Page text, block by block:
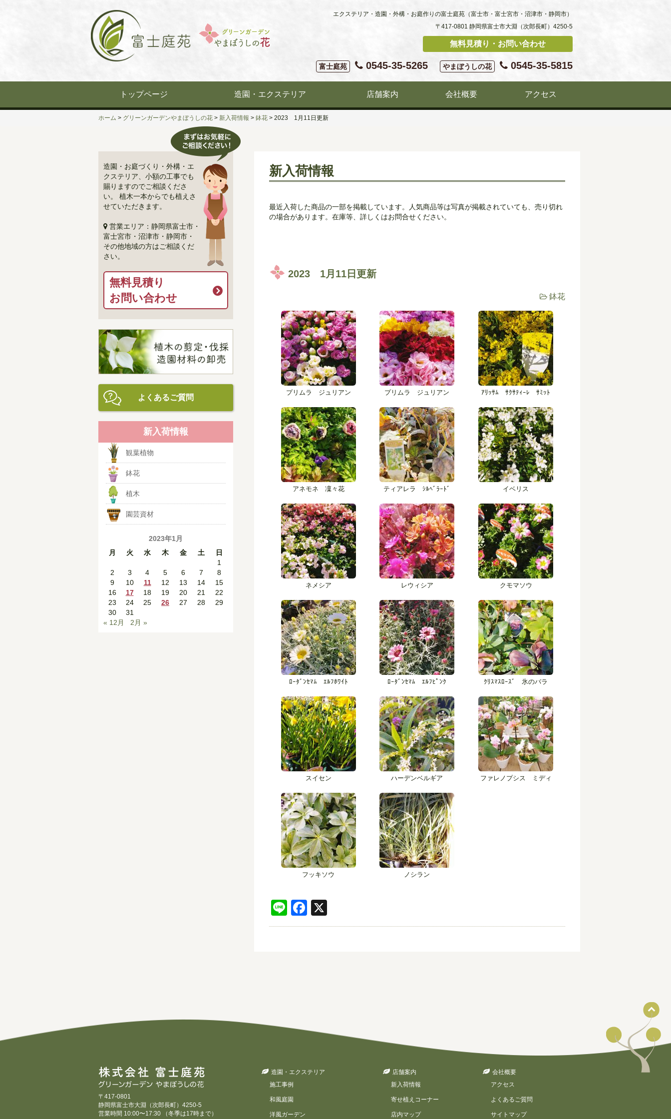
エクステリア・造園・外構・お庭作りの富士庭苑（富士市・富士宮市・沼津市・静岡市）
〒417-0801 静岡県富士市大淵（次郎長町）4250-5
無料見積り・お問い合わせ
富士庭苑 0545-35-5265 やまぼうしの花 0545-35-5815
トップページ 造園・エクステリア 店舗案内 会社概要 アクセス
ホーム > グリーンガーデンやまぼうしの花 > 新入荷情報 > 鉢花 > 2023 1月11日更新
新入荷情報
最近入荷した商品の一部を掲載しています。人気商品等は写真が掲載されていても、売り切れ
の場合があります。在庫等、詳しくはお問合せください。
2023 1月11日更新
鉢花
プリムラ ジュリアン プリムラ ジュリアン ｱﾘｯｻﾑ ｻｸｻﾃｨｰﾚ ｻﾐｯﾄ
アネモネ 凜々花 ティアレラ ｼﾙﾍﾞﾗｰﾄﾞ イベリス
ネメシア レウィシア クモマソウ
ﾛｰﾀﾞﾝｾﾏﾑ ｴﾙﾌﾎﾜｲﾄ ﾛｰﾀﾞﾝｾﾏﾑ ｴﾙﾌﾋﾟﾝｸ ｸﾘｽﾏｽﾛｰｽﾞ 氷のバラ
スイセン ハーデンベルギア ファレノプシス ミディ
フッキソウ ノシラン
LineFacebook
X
造園・お庭づくり・外構・エ
クステリア、小額の工事でも
賜りますのでご相談くださ
い。 植木一本からでも植えさ
せていただきます。
営業エリア：静岡県富士市・
富士宮市・沼津市・静岡市・
その他地域の方はご相談くだ
さい。
無料見積り
お問い合わせ
よくあるご質問
新入荷情報
観葉植物
鉢花
植木
園芸資材
2023年1月
月
火 水 木 金 土
日
1
2
3 4 5 6 7
8
9
10 11 12 13 14
15
16
17 18 19 20 21
22
23
24 25 26 27 28
29
30
31
« 12月
2月 »
〒417-0801
静岡県富士市大淵（次郎長町）4250-5
営業時間 10:00〜17:30 （冬季は17時まで）
造園・エクステリア
施工事例
和風庭園
洋風ガーデン
店舗案内
新入荷情報
寄せ植えコーナー
店内マップ
会社概要
アクセス
よくあるご質問
サイトマップ